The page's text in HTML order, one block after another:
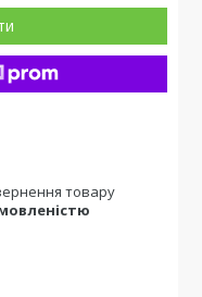
товару